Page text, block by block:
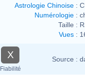
Astrologie Chinoise :
Numérologie :
Taille :
Vues :
X
Fiabilité
Source :